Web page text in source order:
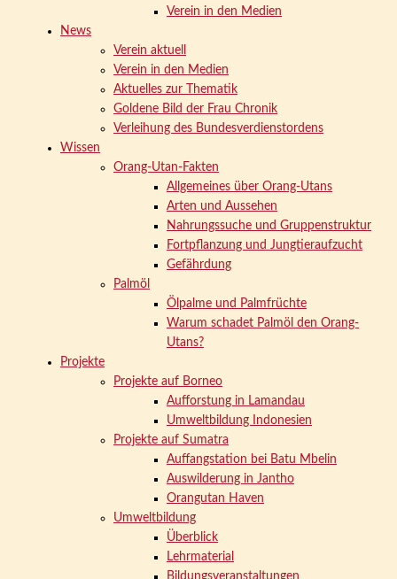
Verein in den Medien
News
Verein aktuell
Verein in den Medien
Aktuelles zur Thematik
Goldene Bild der Frau Chronik
Verleihung des Bundesverdienstordens
Wissen
Orang-Utan-Fakten
Allgemeines über Orang-Utans
Arten und Aussehen
Nahrungssuche und Gruppenstruktur
Fortpflanzung und Jungtieraufzucht
Gefährdung
Palmöl
Ölpalme und Palmfrüchte
Warum schadet Palmöl den Orang-
Utans?
Projekte
Projekte auf Borneo
Aufforstung in Lamandau
Umweltbildung Indonesien
Projekte auf Sumatra
Auffangstation bei Batu Mbelin
Auswilderung in Jantho
Orangutan Haven
Umweltbildung
Überblick
Lehrmaterial
Bildungsveranstaltungen